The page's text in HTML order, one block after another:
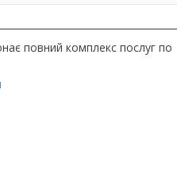
повний комплекс послуг по